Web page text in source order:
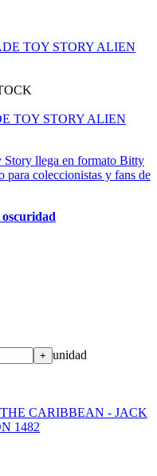
TOY STORY ALIEN
Story llega en formato Bitty
para coleccionistas y fans de
+ unidad